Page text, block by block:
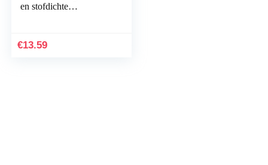
en stofdichte
roeien
€13.59